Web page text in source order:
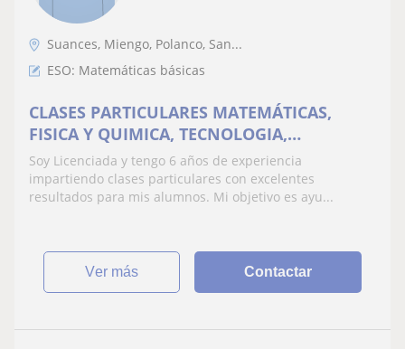
Suances, Miengo, Polanco, San...
ESO: Matemáticas básicas
CLASES PARTICULARES MATEMÁTICAS,
FISICA Y QUIMICA, TECNOLOGIA,
ECONOMIA
Soy Licenciada y tengo 6 años de experiencia
impartiendo clases particulares con excelentes
resultados para mis alumnos. Mi objetivo es ayu...
ver más Contactar